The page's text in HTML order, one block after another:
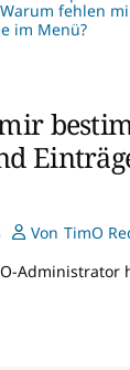
Warum fehlen
im Menü?
Von TimO
Administrator